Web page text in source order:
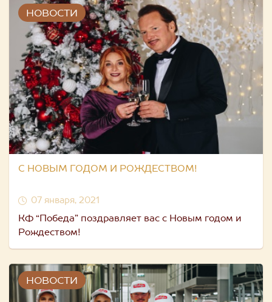
НОВОСТИ
С НОВЫМ ГОДОМ И РОЖДЕСТВОМ!
07 января, 2021
КФ “Победа” поздравляет вас с Новым годом и
Рождеством!
НОВОСТИ